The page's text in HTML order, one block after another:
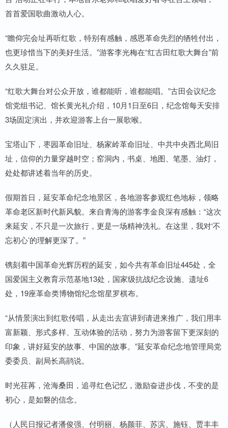
首首爱国歌曲激动人心。
“瞻仰完会址再听红歌，特别有感触，感恩革命先烈的牺牲付出，
也更珍惜当下的美好生活。”游客李光梅在“红古田红歌大舞台”前
久久驻足。
“红歌大舞台对公众开放，谁都能听，谁都能唱。”古田会议纪念
馆党组书记、馆长黄光礼介绍，10月1日至6日，纪念馆每天安排
3场固定演出，并欢迎游客上台一展歌喉。
宝塔山下，枣园革命旧址、杨家岭革命旧址、中共中央西北局旧
址，信仰的力量穿越时空；窑洞内，书桌、地图、笔墨、油灯，
处处都讲述着当年的历史。
假期首日，延安革命纪念地景区，各地游客参观红色地标，领略
革命老区新时代新风貌。来自青海的游客李金良深有感触：“这次
来延安，不只是一次旅行，更是一场精神洗礼。在这里，我对‘不
忘初心’的理解更深了。”
镌刻着中国革命光辉历程的延安，如今共有革命旧址445处，全
国爱国主义教育示范基地13处，国家级抗战纪念设施、遗址6
处，19座革命类博物馆纪念馆星罗棋布。
“从情景演出到红歌传唱，从走出去宣讲到请进来推广，我们用丰
富新颖、形式多样、互动体验的活动，努力为游客留下更深刻的
印象，讲好延安的故事、中国的故事。”延安革命纪念地管理局党
委委员、副局长高鹃说。
时光荏苒，沧海桑田，追寻红色记忆，激励奋进步伐，不变的是
初心，是如磐的信念。
（人民日报记者潘俊强、付明丽、杨颜菲、苏滨、施钰、贾丰丰